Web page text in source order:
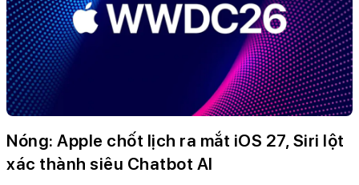
Nóng: Apple chốt lịch ra mắt iOS 27, Siri lột
xác thành siêu Chatbot AI